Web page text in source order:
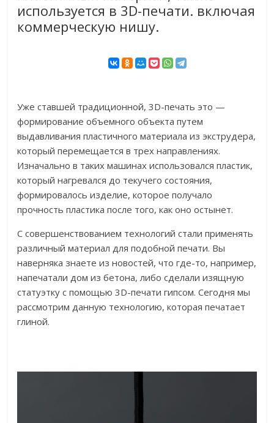
используется в 3D-печати. включая
коммерческую нишу.
Уже ставшей традиционной, 3D-печать это —
формирование объемного объекта путем
выдавливания пластичного материала из экструдера,
который перемещается в трех направлениях.
Изначально в таких машинах использовался пластик,
который нагревался до текучего состояния,
формировалось изделие, которое получало
прочность пластика после того, как оно остынет.
С совершенствованием технологий стали применять
различный материал для подобной печати. Вы
наверняка знаете из новостей, что где-то, например,
напечатали дом из бетона, либо сделали изящную
статуэтку с помощью 3D-печати гипсом. Сегодня мы
рассмотрим данную технологию, которая печатает
глиной.